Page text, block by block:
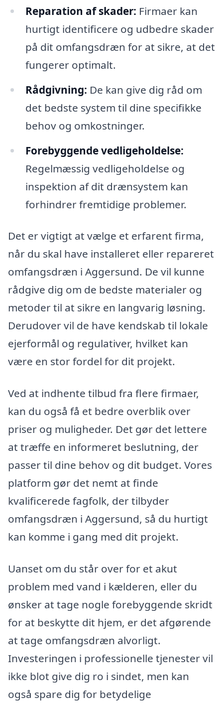
Reparation af skader: Firmaer kan
hurtigt identificere og udbedre skader
på dit omfangsdræn for at sikre, at det
fungerer optimalt.
Rådgivning: De kan give dig råd om
det bedste system til dine specifikke
behov og omkostninger.
Forebyggende vedligeholdelse:
Regelmæssig vedligeholdelse og
inspektion af dit drænsystem kan
forhindrer fremtidige problemer.
Det er vigtigt at vælge et erfarent firma,
når du skal have installeret eller repareret
omfangsdræn i Aggersund. De vil kunne
rådgive dig om de bedste materialer og
metoder til at sikre en langvarig løsning.
Derudover vil de have kendskab til lokale
ejerformål og regulativer, hvilket kan
være en stor fordel for dit projekt.
Ved at indhente tilbud fra flere firmaer,
kan du også få et bedre overblik over
priser og muligheder. Det gør det lettere
at træffe en informeret beslutning, der
passer til dine behov og dit budget. Vores
platform gør det nemt at finde
kvalificerede fagfolk, der tilbyder
omfangsdræn i Aggersund, så du hurtigt
kan komme i gang med dit projekt.
Uanset om du står over for et akut
problem med vand i kælderen, eller du
ønsker at tage nogle forebyggende skridt
for at beskytte dit hjem, er det afgørende
at tage omfangsdræn alvorligt.
Investeringen i professionelle tjenester vil
ikke blot give dig ro i sindet, men kan
også spare dig for betydelige